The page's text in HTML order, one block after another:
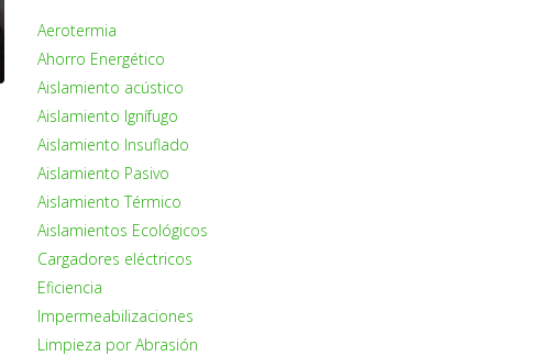
Aerotermia
Ahorro Energético
Aislamiento acústico
Aislamiento Ignífugo
Aislamiento Insuflado
Aislamiento Pasivo
Aislamiento Térmico
Aislamientos Ecológicos
Cargadores eléctricos
Eficiencia
Impermeabilizaciones
Limpieza por Abrasión